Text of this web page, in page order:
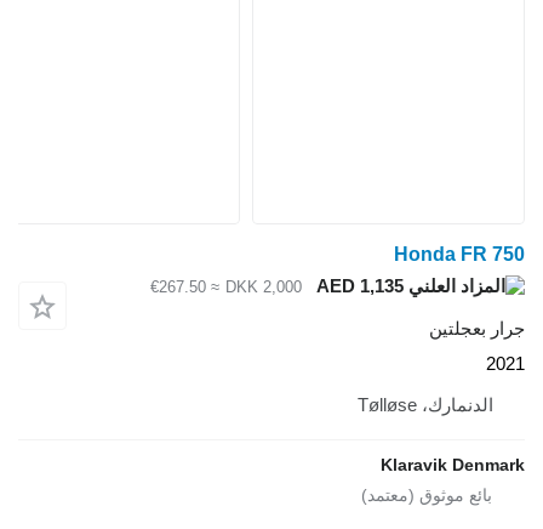
DKK 2,000
≈ €267.50